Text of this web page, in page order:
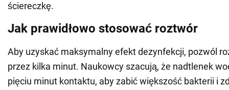
ściereczkę.
Jak prawidłowo stosować roztwór
Aby uzyskać maksymalny efekt dezynfekcji, pozwól
przez kilka minut. Naukowcy szacują, że nadtlenek
pięciu minut kontaktu, aby zabić większość bakterii i